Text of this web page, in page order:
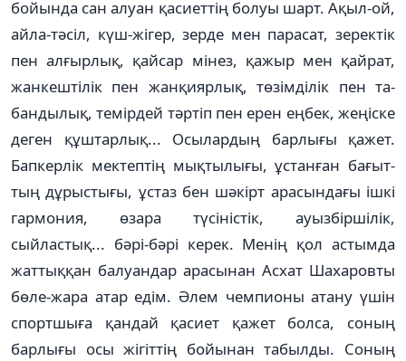
бойында сан алуан қасиеттің болуы шарт. Ақыл-ой,
айла-тәсіл, күш-жігер, зер­де мен парасат, зеректік
пен алғырлық, қайсар мінез, қажыр мен қайрат,
жанкештілік пен жанқиярлық, төзімділік пен та­­
бандылық, темірдей тәртіп пен ерен еңбек, жеңіске
деген құштарлық... Осылардың бар­лығы қажет.
Бапкерлік мек­теп­тің мықтылығы, ұстанған ба­ғыт­
тың дұрыстығы, ұстаз бен шәкірт арасындағы ішкі
гармония, өзара түсіністік, ауыз­біршілік,
сыйластық... бәрі-бәрі керек. Ме­нің қол астымда
жат­тыққан ба­луандар арасынан Асхат Ша­харовты
бөле-жара атар едім. Әлем чемпионы атану үшін
спортшыға қандай қасиет қа­жет болса, соның
барлығы осы жігіттің бойынан табылды.­ Со­ның